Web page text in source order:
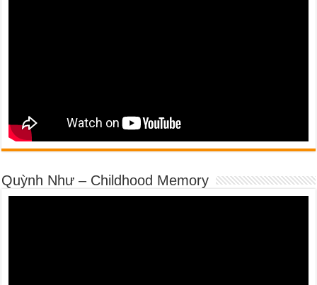
Quỳnh Như – Childhood Memory